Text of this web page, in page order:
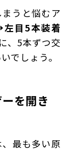
うと悩むア
左目5本装着
、5本ずつ交
でしょう。
を開き
最も多い原